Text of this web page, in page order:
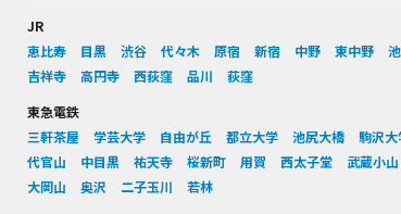
JR
恵比寿
目黒 渋谷 代々木 原宿 新宿 中野 東中野
吉祥寺
高円寺 西荻窪 品川
荻窪
東急電鉄
三軒茶屋
学芸大学 自由が丘 都立大学 池尻大橋
駒沢大
代官山
中目黒 祐天寺 桜新町 用賀 西太子堂
武蔵小山
大岡山
奥沢 二子玉川
若林